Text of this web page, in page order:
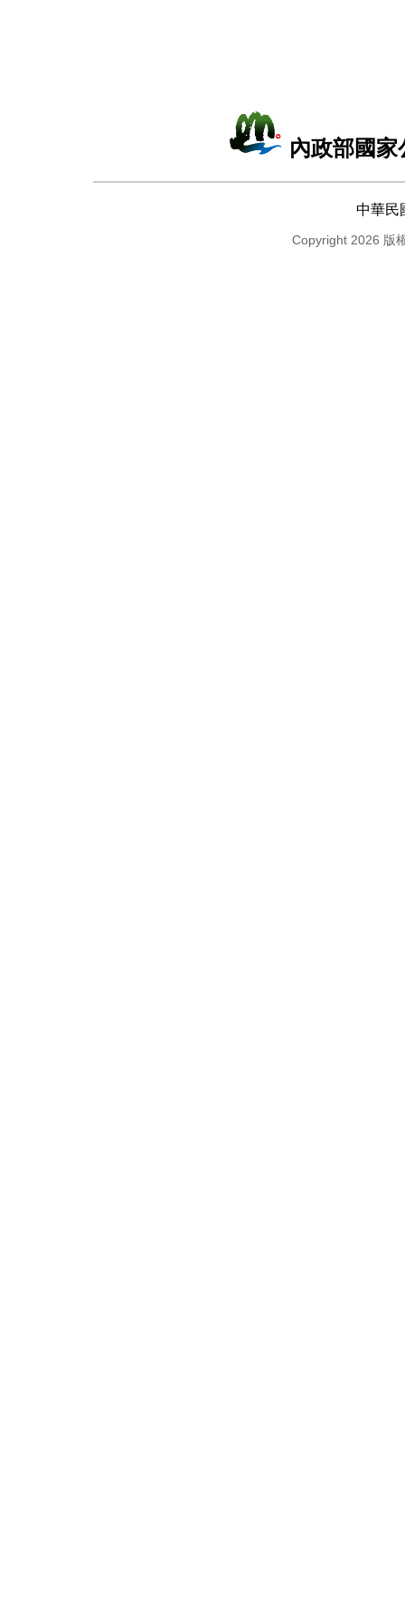
內政部國
中華民
Copyright 2026 版